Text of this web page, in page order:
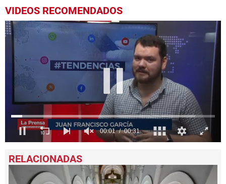
VIDEOS RECOMENDADOS
seconds
of
31
seconds